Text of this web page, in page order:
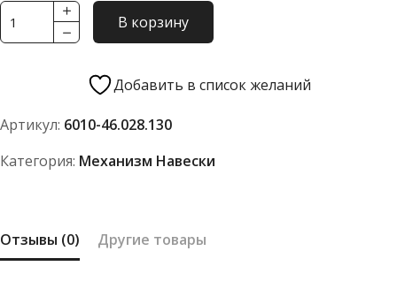
Количество
товара
сборе
46.028.130
В корзину
Добавить в список желаний
Артикул: 6010-46.028.130
Категория: Механизм Навески
Отзывы (0) Другие товары